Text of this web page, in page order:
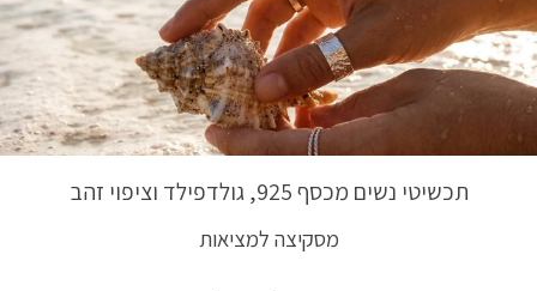
תכשיטי נשים מכסף 925, גולדפילד וציפוי זהב
מסקיצה למציאות